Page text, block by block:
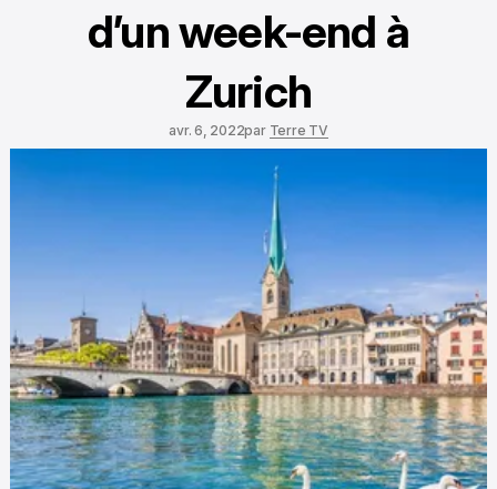
d’un week-end à
Zurich
avr. 6, 2022par Terre TV